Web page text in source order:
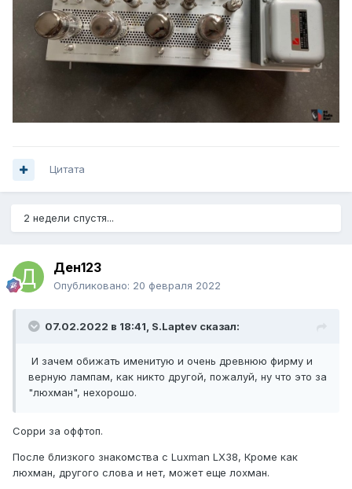
Цитата
2 недели спустя...
Ден123
Опубликовано: 20 февраля 2022
07.02.2022 в 18:41, S.Laptev сказал:
И зачем обижать именитую и очень древнюю фирму и
верную лампам, как никто другой, пожалуй, ну что это за
"люхман", нехорошо.
Сорри за оффтоп.
После близкого знакомства с Luxman LX38, Кроме как
люхман, другого слова и нет, может еще лохман.